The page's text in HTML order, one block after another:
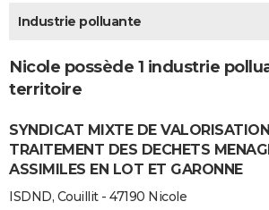
Destinations
City break
Voyage nature
Voyage de noces
Forum
Climat
+PHOTO
GUIDES D'ACHAT
BONS PLANS
CARTE DE VOEUX
Carte de Noël
Carte Bonne année
Carte Saint-Valentin
Carte Pâques
Carte d'anniversaire
DICTIONNAIRE
Dictionnaire
Biographies
Citations
Expressions
Proverbes
PROGRAMME TV
Industrie polluante
Nicole possède 1 industrie
territoire
SYNDICAT MIXTE DE
TRAITEMENT DES DECHETS
ASSIMILES EN LOT ET GARONNE
ISDND, Couillit - 47190 Nicole